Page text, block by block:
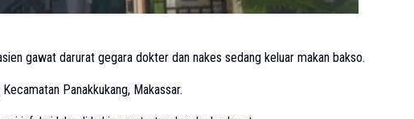
gawat darurat gegara dokter dan nakes sedang keluar makan bakso.
Panakkukang, Makassar.